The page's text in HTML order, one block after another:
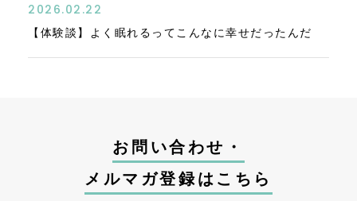
2026.02.22
【体験談】よく眠れるってこんなに幸せだったんだ
お問い合わせ・
メルマガ登録はこちら